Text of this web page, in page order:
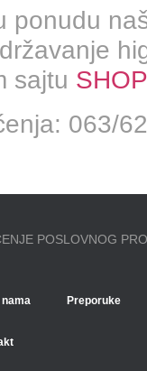
ponudu
sajtu
063/
POSLOVNOG
Preporuke